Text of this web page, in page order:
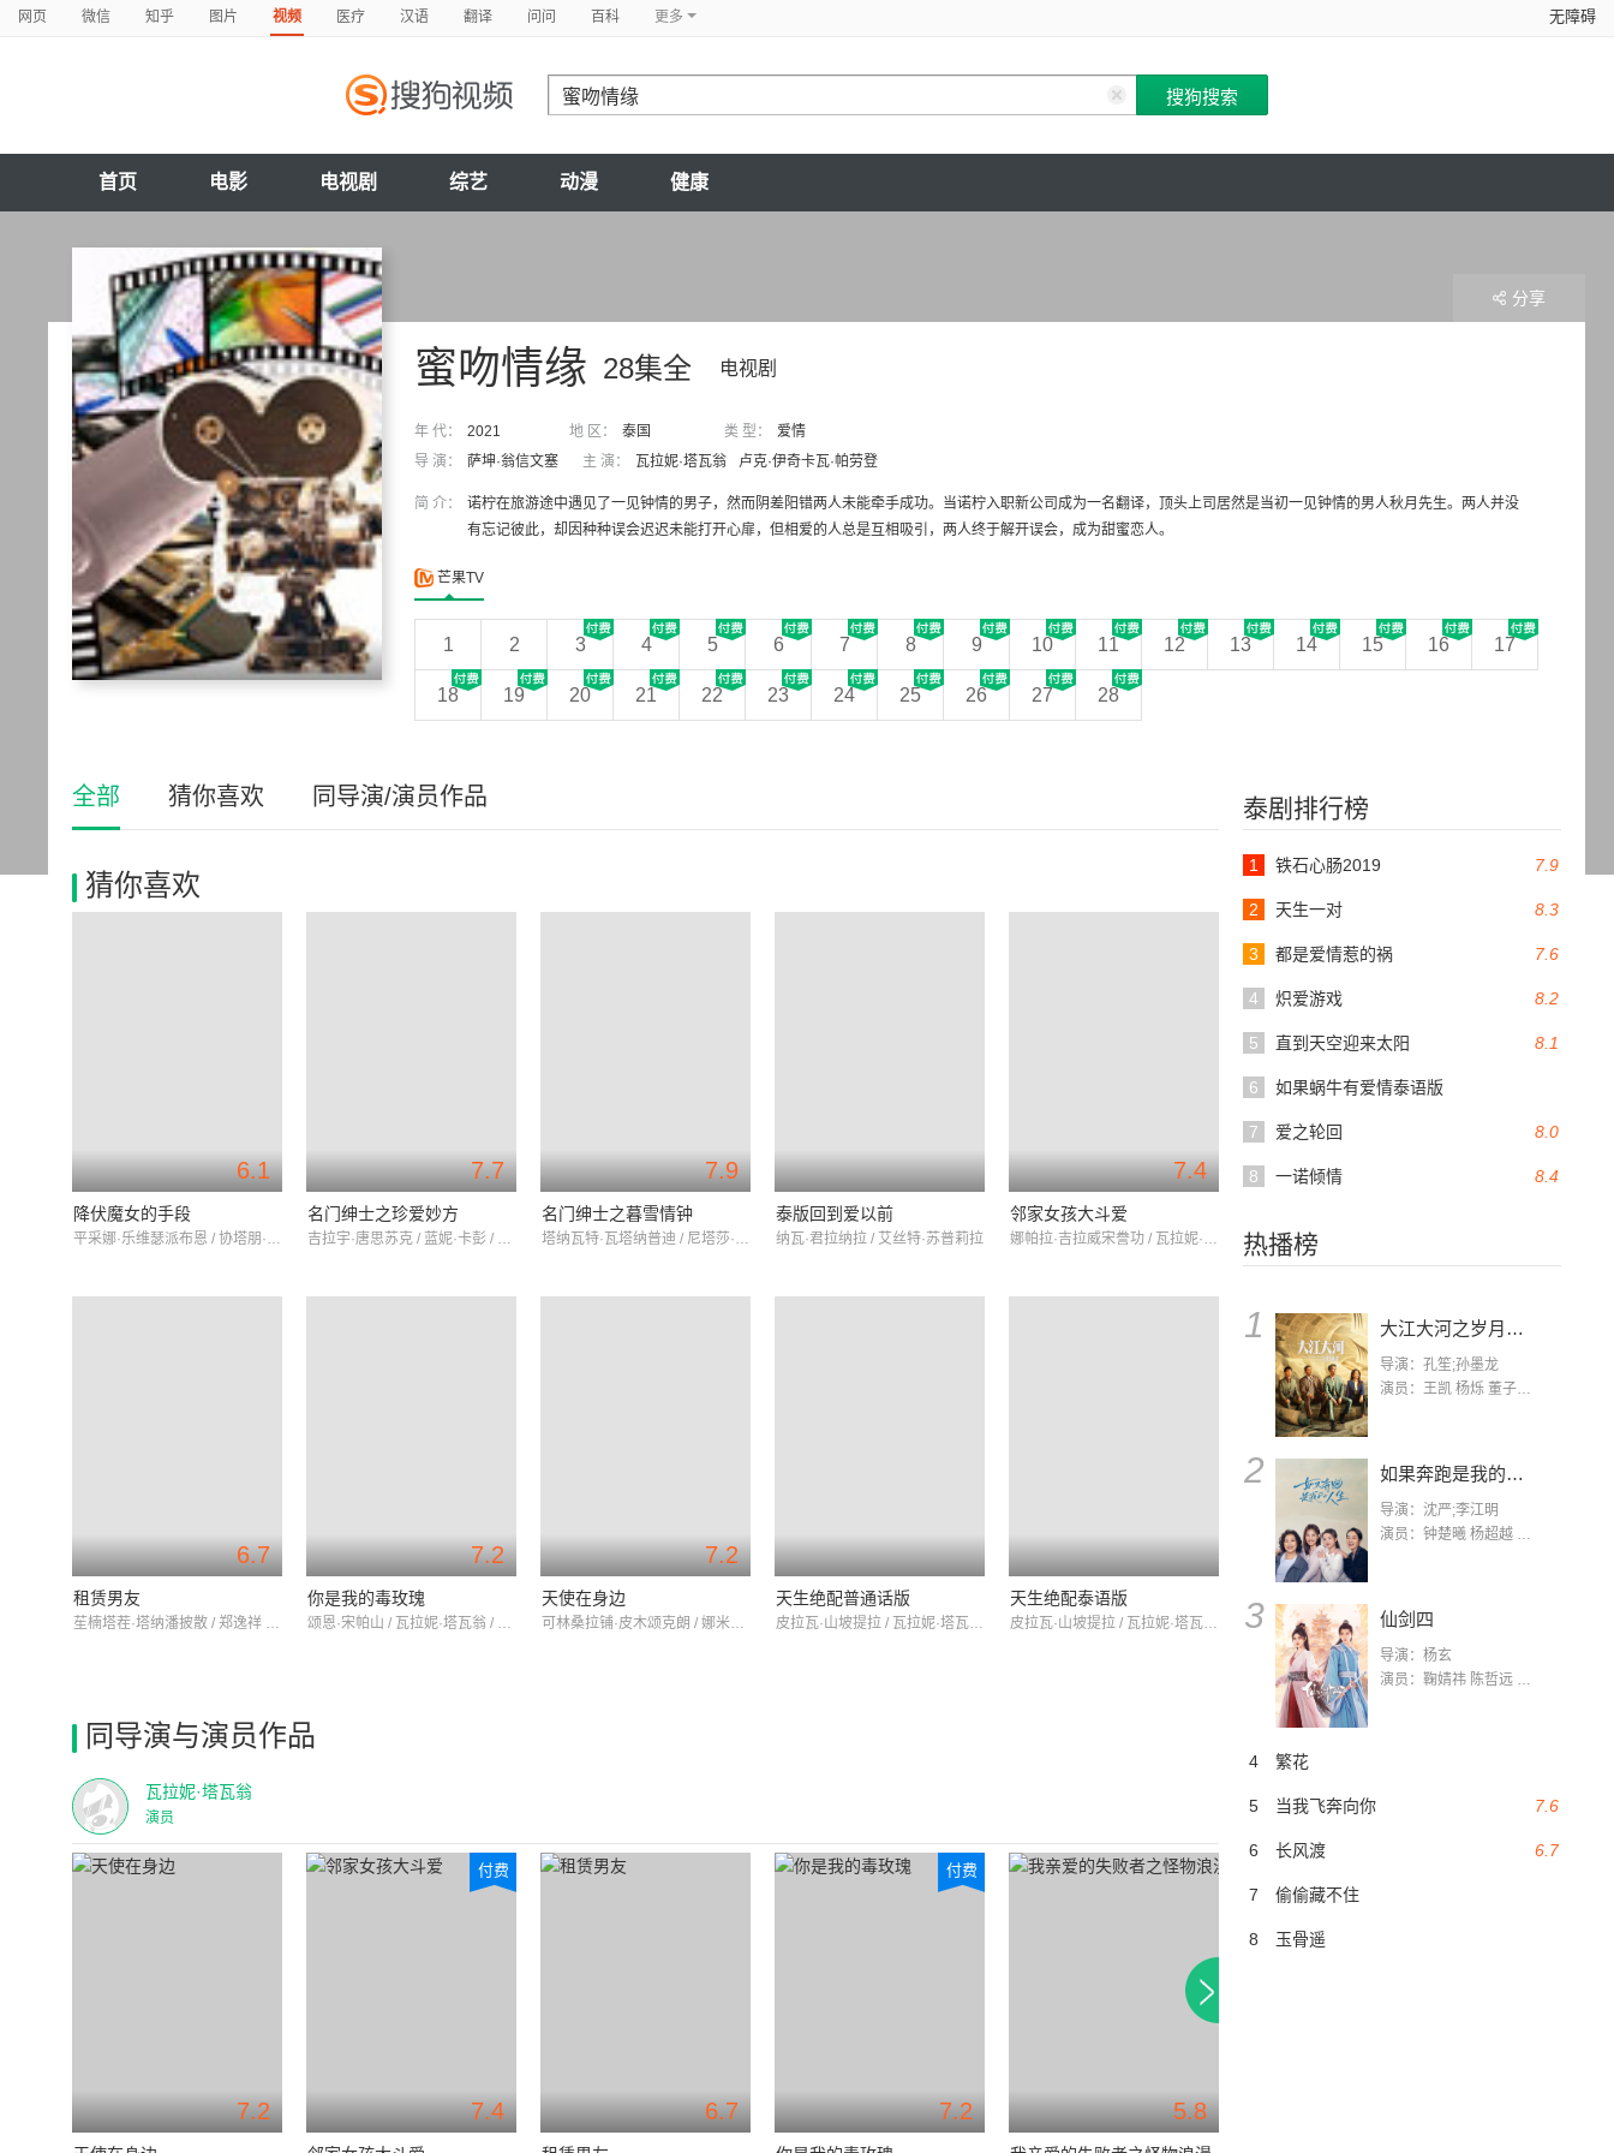
网页 微信 知乎 图片 视频 医疗 汉语 翻译 问问 百科 更多 无障碍
首页 电影 电视剧 综艺 动漫 健康
28集全 电视剧
蜜吻情缘
年 代： 2021 地 区： 泰国 类 型：
爱情
导 演：
萨坤·翁信文塞 主 演： 瓦拉妮·塔瓦翁 卢克·伊奇卡瓦·帕劳登
简 介：
诺柠在旅游途中遇见了一见钟情的男子，然而阴差阳错两人未能牵手成功。当诺柠入职新公司成为一名翻译，顶头上司居然是当初一见钟情的男人秋月先生。两人并没
有忘记彼此，却因种种误会迟迟未能打开心扉，但相爱的人总是互相吸引，两人终于解开误会，成为甜蜜恋人。
芒果TV
1 2 3 4 5 6 7 8 9 10 11 12 13 14 15 16 17
18 19 20 21 22 23 24 25 26 27 28
分享
泰剧排行榜
7.9
1 铁石心肠2019
8.3
2 天生一对
7.6
3 都是爱情惹的祸
8.2
4 炽爱游戏
8.1
5 直到天空迎来太阳
6 如果蜗牛有爱情泰语版
8.0
7 爱之轮回
8.4
8 一诺倾情
热播榜
1 大江大河之岁月如歌
导演：孔笙;孙墨龙
演员：王凯 杨烁 董子健 杨采钰 张佳宁 练练 林栋甫 房子斌
2 如果奔跑是我的人生
导演：沈严;李江明
演员：钟楚曦 杨超越 许娣 陈小艺 侯雯元 宋洋 王宥钧 李添诺
3 仙剑四
导演：杨玄
演员：鞠婧祎 陈哲远 茅子俊 毛晓慧 王媛可 张志浩 林枫松 张帆（演员）
4 繁花
7.6
5 当我飞奔向你
6.7
6 长风渡
7 偷偷藏不住
8 玉骨遥
全部 猜你喜欢 同导演/演员作品
猜你喜欢
6.1
降伏魔女的手段
平采娜·乐维瑟派布恩 / 协塔朋·平朋 / 拉玛瓦迪·斯莉苏卡化
7.7
名门绅士之珍爱妙方
吉拉宇·唐思苏克 / 蓝妮·卡彭 / Noey Chotika Wongwilas
7.9
名门绅士之暮雪情钟
塔纳瓦特·瓦塔纳普迪 / 尼塔莎·吉拉尤吉恩 / 帕辛·利昂武
泰版回到爱以前
纳瓦·君拉纳拉 / 艾丝特·苏普莉拉
7.4
邻家女孩大斗爱
娜帕拉·吉拉威宋誊功 / 瓦拉妮·塔瓦翁 / 帕同朋·任翟迪
6.7
租赁男友
苼楠塔茬·塔纳潘披散 / 郑逸祥 / Leethanat
7.2
你是我的毒玫瑰
颂恩·宋帕山 / 瓦拉妮·塔瓦翁 / 帕克里雅·甘然塔纳素
7.2
天使在身边
可林桑拉铺·皮木颂克朗 / 娜米妲·吉勒娜拉帕 / 陂诺皮帕·帕塔纳汕他侬
天生绝配普通话版
皮拉瓦·山坡提拉 / 瓦拉妮·塔瓦翁 / 那瓦·蓬朴提岸
天生绝配泰语版
皮拉瓦·山坡提拉 / 瓦拉妮·塔瓦翁 / 那瓦·蓬朴提岸
同导演与演员作品
瓦拉妮·塔瓦翁
演员
7.2 7.4
付费
6.7 7.2
付费
5.8